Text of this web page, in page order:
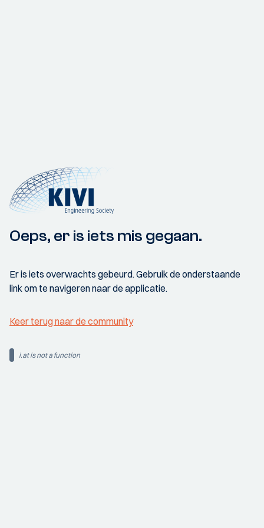
Oeps, er is iets mis gegaan.
Er is iets overwachts gebeurd. Gebruik de onderstaande
link om te navigeren naar de applicatie.
Keer terug naar de community
i.at is not a function